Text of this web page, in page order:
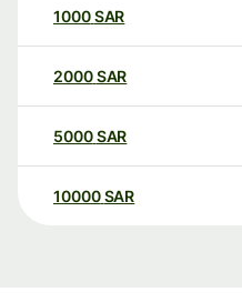
1000SAR
2000SAR
5000SAR
10000 SAR